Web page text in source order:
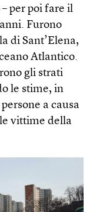
– per poi fare il
Furono
di Sant’Elena,
Atlantico.
gli strati
le stime, in
a causa
vittime della